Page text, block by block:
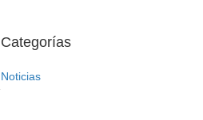
Categorías
Noticias